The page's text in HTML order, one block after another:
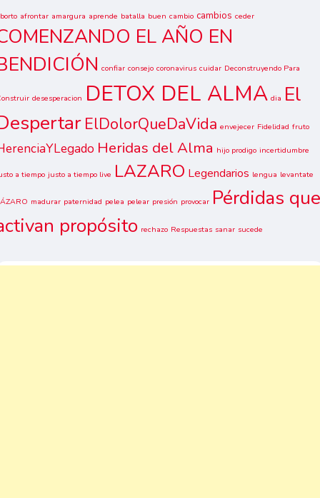
afrontar amargura aprende batalla buen cambio cambios ceder
EL AÑO EN
confiar consejo coronavirus cuidar Deconstruyendo Para
desesperacion DETOX DEL ALMA dia El
ElDolorQueDaVida envejecer Fidelidad fruto
Heridas del Alma hijo prodigo incertidumbre
a tiempo justo a tiempo live LAZARO Legendarios lengua levantate
madurar paternidad pelea pelear presión provocar Pérdidas que
propósito rechazo Respuestas sanar sucede